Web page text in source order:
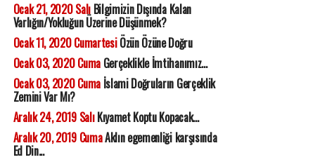
Ocak 21, 2020 SalıBilgimizin Dışında Kalan
Varlığın/Yokluğun Üzerine Düşünmek?
Ocak 11, 2020 CumartesiÖzün Özüne Doğru
Ocak 03, 2020 CumaGerçeklikle İmtihanımız...
Ocak 03, 2020 Cumaİslami Doğruların Gerçeklik
Zemini Var Mı?
Aralık 24, 2019 SalıKıyamet Koptu Kopacak...
Aralık 20, 2019 CumaAklın egemenliği karşısında
Ed Din...